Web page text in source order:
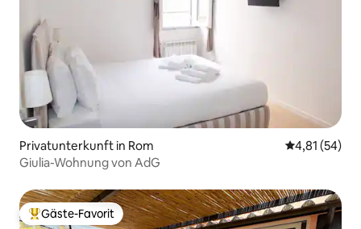
Privatunterkunft in Rom
4,81 (54)
Giulia-Wohnung von AdG
Beliebter Gäste-Favorit.
Gäste-Favorit